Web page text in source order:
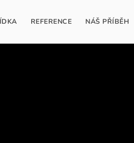
REFERENCE NÁŠ PŘÍBĚH